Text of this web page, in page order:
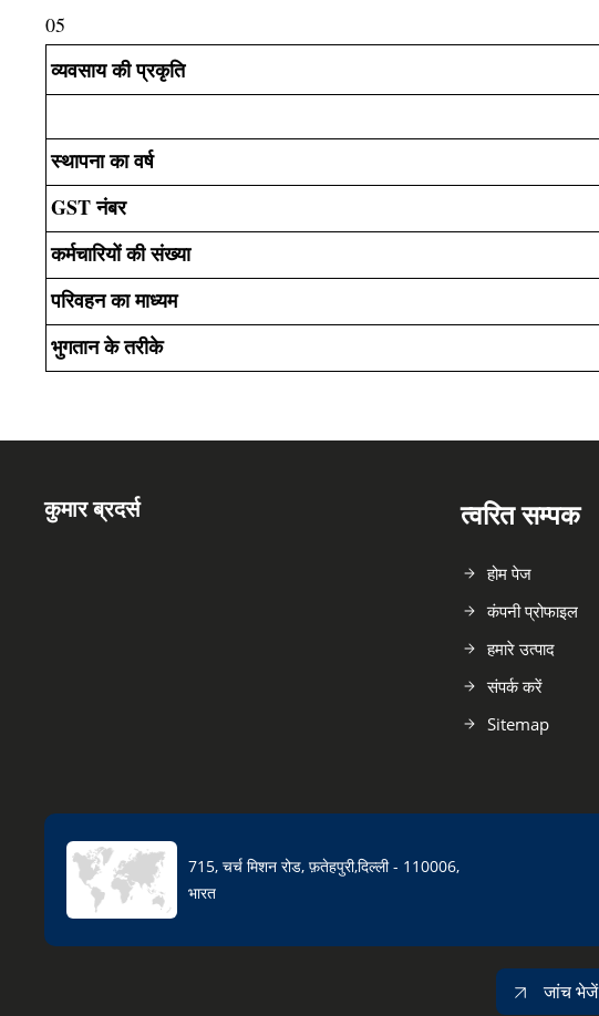
05
व्यवसाय की प्रकृति
स्थापना का वर्ष
GST नंबर
कर्मचारियों की संख्या
परिवहन का माध्यम
भुगतान के तरीके
कुमार ब्रदर्स त्वरित सम्पक
होम पेज
कंपनी प्रोफाइल
हमारे उत्पाद
संपर्क करें
Sitemap
715, चर्च मिशन रोड, फ़तेहपुरी,दिल्ली - 110006,
भारत
जांच भेजें